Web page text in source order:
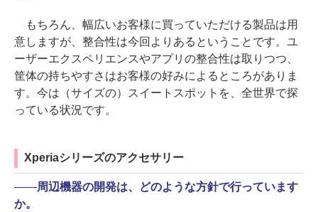
もちろん、幅広いお客様に買っていただける製品は用
意しますが、整合性は今回よりあるということです。ユ
ーザーエクスペリエンスやアプリの整合性は取りつつ、
筐体の持ちやすさはお客様の好みによるところがありま
す。今は（サイズの）スイートスポットを、全世界で探
っている状況です。
Xperiaシリーズのアクセサリー
――周辺機器の開発は、どのような方針で行っています
か。